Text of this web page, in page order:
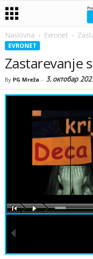
Naslovna Evronet
EVRONET
Zastarevanje
By PG Mreža - 3. октобар